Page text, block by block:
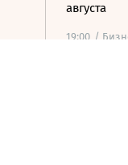
августа
19:00 /